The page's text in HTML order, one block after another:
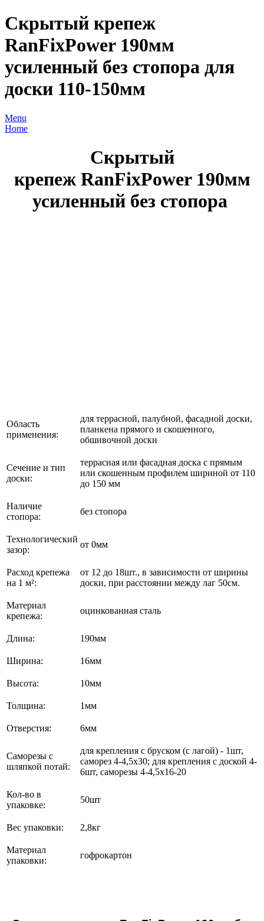
Скрытый крепеж
RanFixPower 190мм
усиленный без стопора для
доски 110-150мм
Menu
Home
Скрытый
крепеж RanFixPower 190мм
усиленный без стопора
Область
применения:
для террасной, палубной, фасадной доски,
планкена прямого и скошенного,
обшивочной доски
Сечение и тип
доски:
террасная или фасадная доска с прямым
или скошенным профилем шириной от 110
до 150 мм
Наличие
стопора:
без стопора
Технологический
зазор:
от 0мм
Расход крепежа
на 1 м²:
от 12 до 18шт., в зависимости от ширины
доски, при расстоянии между лаг 50см.
Материал
крепежа:
оцинкованная сталь
Длина: 190мм
Ширина: 16мм
Высота: 10мм
Толщина: 1мм
Отверстия: 6мм
Саморезы с
шляпкой потай:
для крепления с бруском (с лагой) - 1шт,
саморез 4-4,5х30; для крепления с доской 4-
6шт, саморезы 4-4,5х16-20
Кол-во в
упаковке:
50шт
Вес упаковки: 2,8кг
Материал
упаковки:
гофрокартон